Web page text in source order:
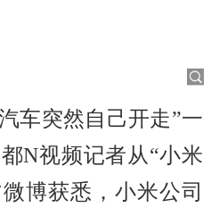
车突然自己开走”一
N视频记者从“小米
博获悉，小米公司